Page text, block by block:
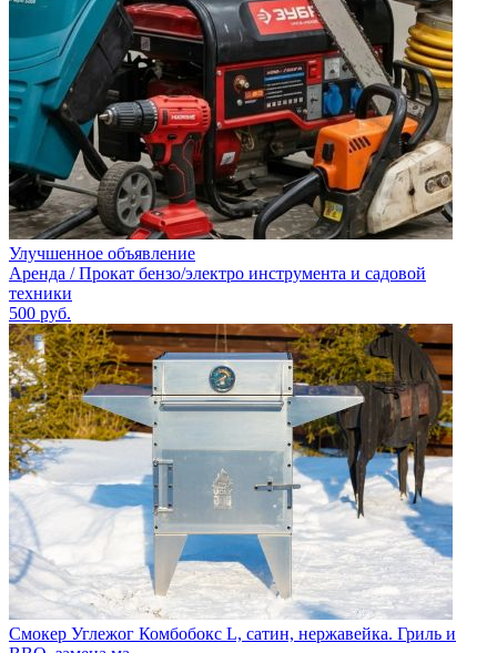
Улучшенное объявление
Аренда / Прокат бензо/электро инструмента и садовой
техники
500 руб.
Смокер Углежог Комбобокс L, сатин, нержавейка. Гриль и